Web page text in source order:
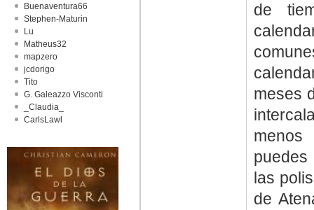
Buenaventura66
Stephen-Maturin
Lu
Matheus32
mapzero
jcdorigo
Tito
G. Galeazzo Visconti
_Claudia_
CarlsLawl
de
meses
las
de